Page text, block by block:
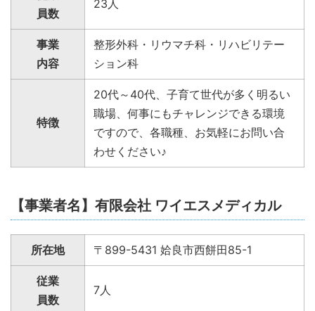
員数
23人
事業
内容
整形外科・リウマチ科・リハビリテー
ション科
特徴
20代～40代、子育て世代が多く明るい
職場、何事にもチャレンジできる環境
ですので、各職種、お気軽にお問い合
わせください♪
【事業者名】有限会社 ワイエスメディカル
所在地 〒899-5431 姶良市西餅田85-1
従業
員数
7人